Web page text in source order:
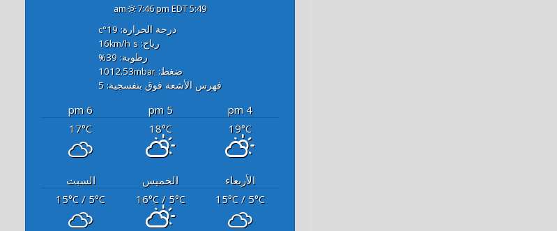
5:49 am
7:46 pm EDT
درجة الحرارة: 19
°c
رياح: 16 km/h s
رطوبة: 39
%
ضغط: 1012.53mbar
فهرس الأشعة فوق بنفسجية: 5
4 pm
5 pm
6 pm
19°C
18°C
17°C
الأربعاء الخميس
السبت
15°C/ 5°C
16°C/ 5°C
15°C / 5°C